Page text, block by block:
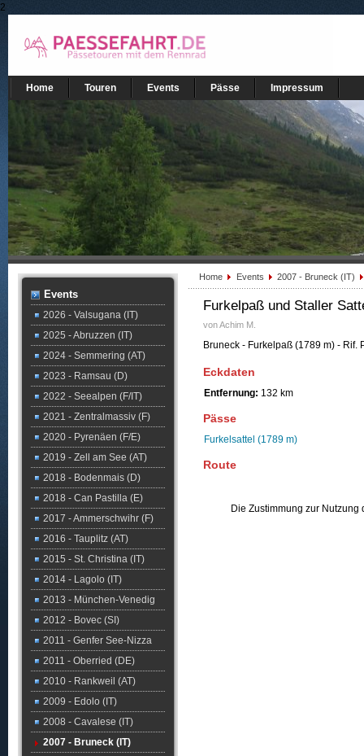
2
Home Touren Events Pässe Impressum
Events
2026 - Valsugana (IT)
2025 - Abruzzen (IT)
2024 - Semmering (AT)
2023 - Ramsau (D)
2022 - Seealpen (F/IT)
2021 - Zentralmassiv (F)
2020 - Pyrenäen (F/E)
2019 - Zell am See (AT)
2018 - Bodenmais (D)
2018 - Can Pastilla (E)
2017 - Ammerschwihr (F)
2016 - Tauplitz (AT)
2015 - St. Christina (IT)
2014 - Lagolo (IT)
2013 - München-Venedig
2012 - Bovec (SI)
2011 - Genfer See-Nizza
2011 - Oberried (DE)
2010 - Rankweil (AT)
2009 - Edolo (IT)
2008 - Cavalese (IT)
2007 - Bruneck (IT)
Home Events 2007 - Bruneck (IT)
Furkelpaß und Staller
von Achim M.
Bruneck - Furkelpaß (1789 m) - Rif.
Eckdaten
Entfernung: 132 km
Pässe
Furkelsattel (1789 m)
Route
Die Zustimmung zur